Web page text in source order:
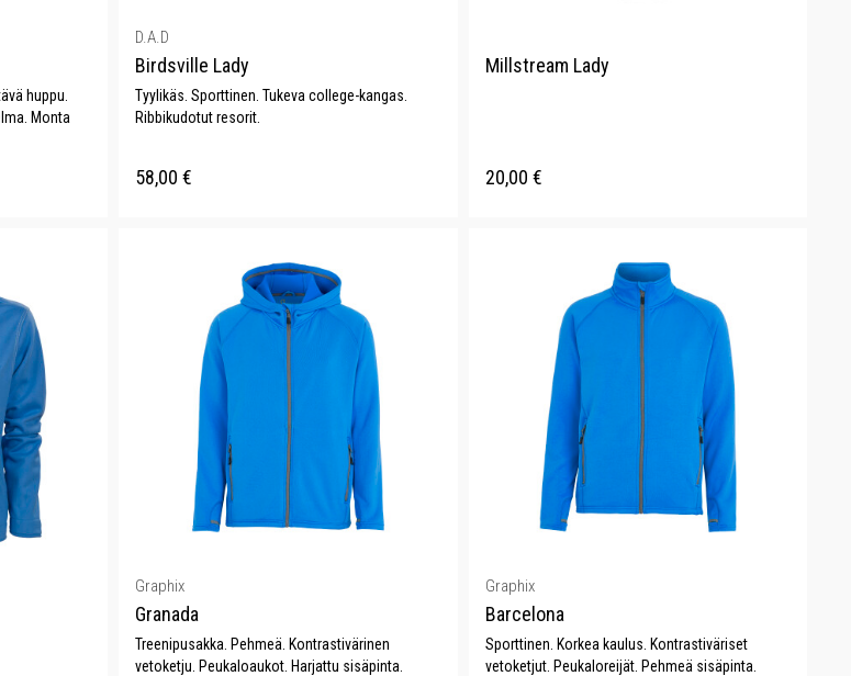
huppu.
Monta
D.A.D
Birdsville Lady
Tyylikäs. Sporttinen. Tukeva college-kangas.
Ribbikudotut resorit.
58,00 €
Millstream Lady
20,00 €
Graphix
Granada
Treenipusakka. Pehmeä. Kontrastivärinen
vetoketju. Peukaloaukot. Harjattu sisäpinta.
Graphix
Barcelona
Sporttinen. Korkea kaulus. Kontrastiväriset
vetoketjut. Peukaloreijät. Pehmeä sisäpinta.